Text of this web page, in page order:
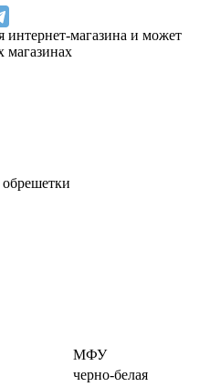
интернет-магазина и может
магазинах
обрешетки
МФУ
черно-белая